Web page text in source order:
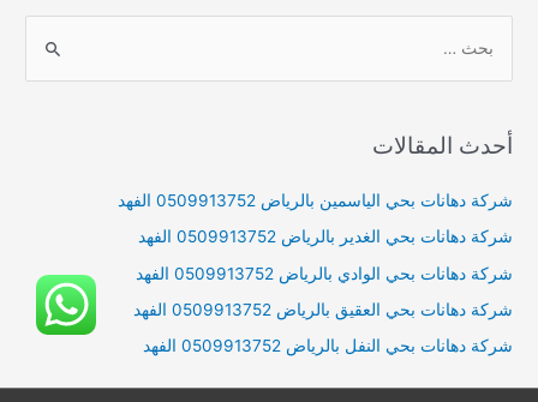
r
c
h
:
أحدث المقالات
شركة دهانات بحي الياسمين بالرياض 0509913752 الفهد
شركة دهانات بحي الغدير بالرياض 0509913752 الفهد
شركة دهانات بحي الوادي بالرياض 0509913752 الفهد
شركة دهانات بحي العقيق بالرياض 0509913752 الفهد
شركة دهانات بحي النفل بالرياض 0509913752 الفهد